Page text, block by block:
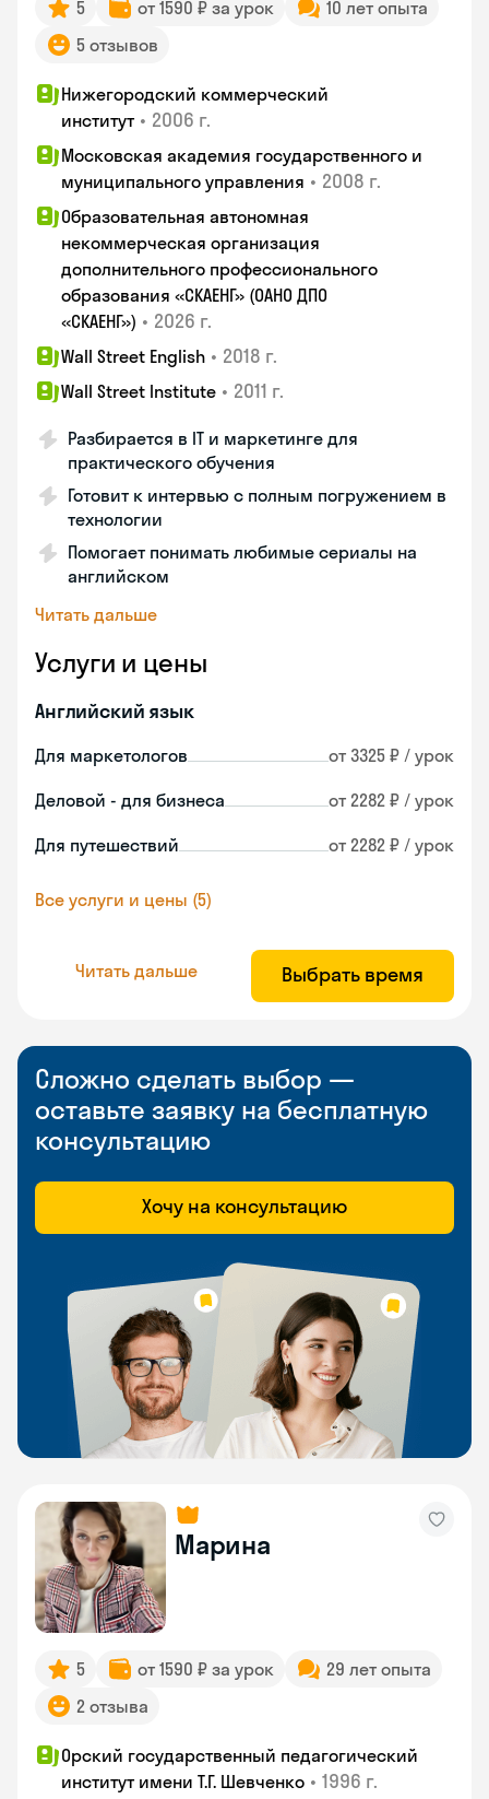
5 от 1590 ₽ за урок
10 лет опыта
5 отзывов
Нижегородский коммерческий
институт • 2006 г.
Московская академия государственного и
муниципального управления • 2008 г.
Образовательная автономная
некоммерческая организация
дополнительного профессионального
образования «СКАЕНГ» (ОАНО ДПО
«СКАЕНГ») • 2026 г.
Wall Street English • 2018 г.
Wall Street Institute • 2011 г.
Разбирается в IT и маркетинге для
практического обучения
Готовит к интервью с полным погружением в
технологии
Помогает понимать любимые сериалы на
английском
Читать дальше
Услуги и цены
Английский язык
Для маркетологов от 3325 ₽ / урок
Деловой - для бизнеса от 2282 ₽ / урок
Для путешествий от 2282 ₽ / урок
Все услуги и цены (5)
Читать дальше Выбрать время
Сложно сделать выбор —
оставьте заявку на бесплатную
консультацию
Хочу на консультацию
Марина
5 от 1590 ₽ за урок
29 лет опыта
2 отзыва
Орский государственный педагогический
институт имени Т.Г. Шевченко • 1996 г.